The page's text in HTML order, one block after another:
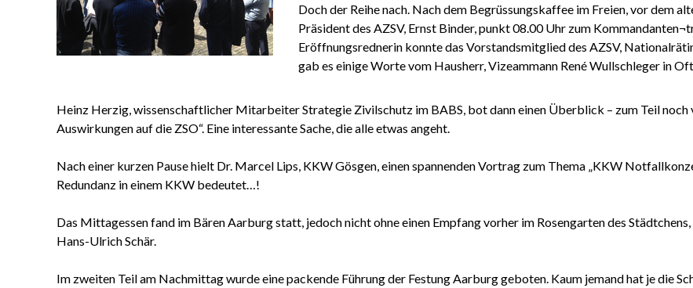
Doch der Reihe nach. Nach dem Begrüssungskaffee im Freien, vor dem
Präsident des AZSV, Ernst Binder, punkt 08.00 Uhr zum
Eröffnungsrednerin konnte das Vorstandsmitglied des AZSV,
gab es einige Worte vom Hausherr, Vizeammann René Wullschleger in
Heinz Herzig, wissenschaftlicher Mitarbeiter Strategie Zivilschutz im BABS, bot dann einen Überblick – zum Teil
Auswirkungen auf die ZSO“. Eine interessante Sache, die alle etwas angeht.
Nach einer kurzen Pause hielt Dr. Marcel Lips, KKW Gösgen, einen spannenden Vortrag zum Thema „KKW
Redundanz in einem KKW bedeutet…!
Das Mittagessen fand im Bären Aarburg statt, jedoch nicht ohne einen Empfang vorher im Rosengarten des
Hans-Ulrich Schär.
Im zweiten Teil am Nachmittag wurde eine packende Führung der Festung Aarburg geboten. Kaum jemand hat je die